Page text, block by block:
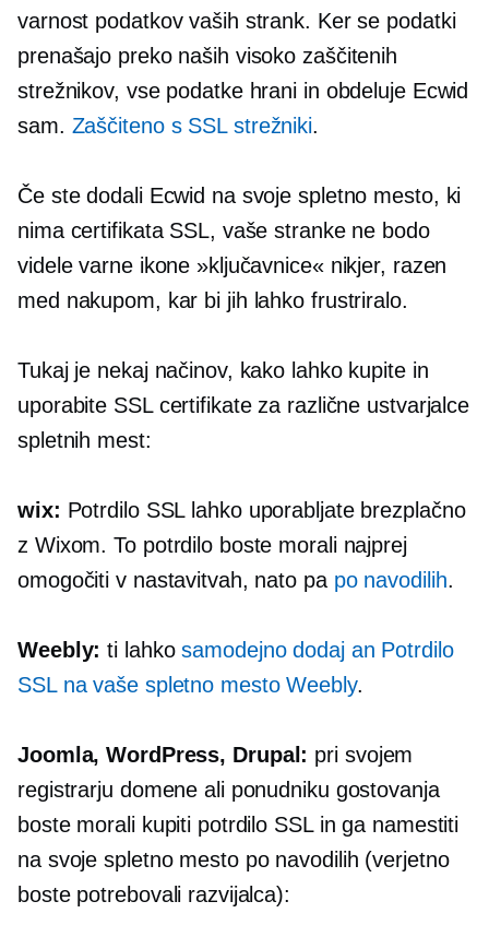
varnost podatkov vaših strank. Ker se podatki
prenašajo preko naših visoko zaščitenih
strežnikov, vse podatke hrani in obdeluje Ecwid
sam. Zaščiteno s SSLstrežniki.
Če ste dodali Ecwid na svoje spletno mesto, ki
nima certifikata SSL, vaše stranke ne bodo
videle varne ikone »ključavnice« nikjer, razen
med nakupom, kar bi jih lahko frustriralo.
Tukaj je nekaj načinov, kako lahko kupite in
uporabite SSL certifikate za različne ustvarjalce
spletnih mest:
wix: Potrdilo SSL lahko uporabljate brezplačno
z Wixom. To potrdilo boste morali najprej
omogočiti v nastavitvah, nato pa po navodilih.
Weebly: ti lahkosamodejno dodaj an Potrdilo
SSL na vaše spletno mesto Weebly.
Joomla, WordPress, Drupal: pri svojem
registrarju domene ali ponudniku gostovanja
boste morali kupiti potrdilo SSL in ga namestiti
na svoje spletno mesto po navodilih (verjetno
boste potrebovali razvijalca):